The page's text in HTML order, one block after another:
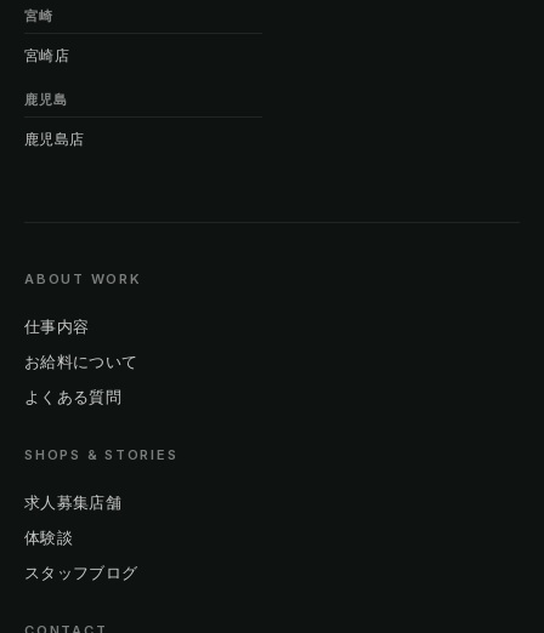
宮崎
宮崎店
鹿児島
鹿児島店
ABOUT WORK
仕事内容
お給料について
よくある質問
SHOPS & STORIES
求人募集店舗
体験談
スタッフブログ